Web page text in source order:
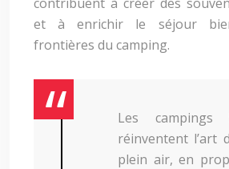
et à enrichir le séjour
frontières du camping.
Les campings
réinventent l’art
plein air, en